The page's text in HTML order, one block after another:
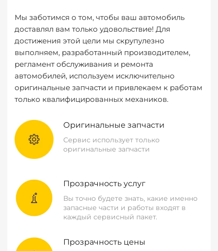
Мы заботимся о том, чтобы ваш автомобиль
доставлял вам только удовольствие! Для
достижения этой цели мы скрупулезно
выполняем, разработанный производителем,
регламент обслуживания и ремонта
автомобилей, используем исключительно
оригинальные запчасти и привлекаем к работам
только квалифицированных механиков.
Оригинальные запчасти
Сервис использует только
оригинальные запчасти
Прозрачность услуг
Вы точно будете знать, какие именно
запасные части и работы входят в
каждый сервисный пакет.
Прозрачность цены